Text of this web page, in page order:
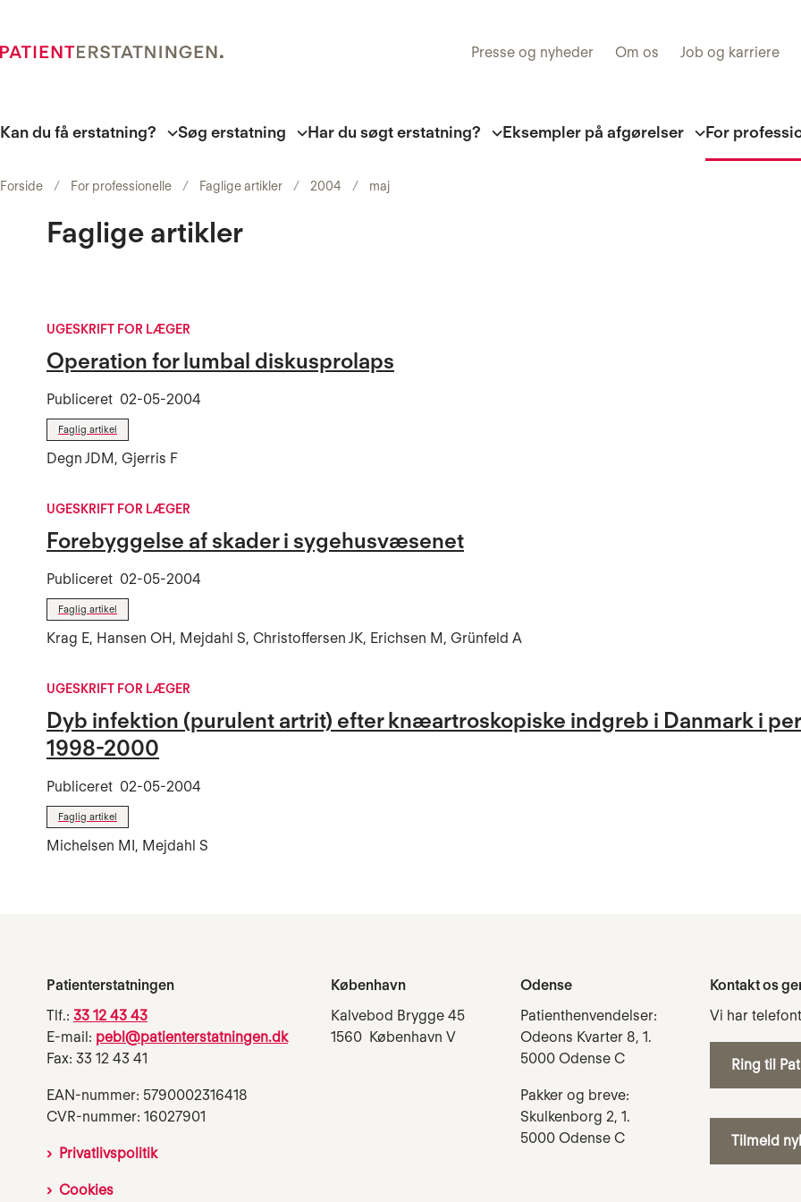
Presse og nyheder Om os Job og karriere
Kan du få erstatning? Søg erstatning Har du søgt erstatning? Eksempler på afgørelser For
Forside For professionelle Faglige artikler 2004 maj
Faglige artikler
UGESKRIFT FOR LÆGER
Operation for lumbal diskusprolaps
Publiceret 02-05-2004
Faglig artikel
Degn JDM, Gjerris F
UGESKRIFT FOR LÆGER
Forebyggelse af skader i sygehusvæsenet
Publiceret 02-05-2004
Faglig artikel
Krag E, Hansen OH, Mejdahl S, Christoffersen JK, Erichsen M, Grünfeld A
UGESKRIFT FOR LÆGER
Dyb infektion (purulent artrit) efter knæartroskopiske indgreb i Danmark i
1998-2000
Publiceret 02-05-2004
Faglig artikel
Michelsen MI, Mejdahl S
Patienterstatningen
Tlf.: 33 12 43 43
E-mail: pebl@patienterstatningen.dk
Fax: 33 12 43 41
EAN-nummer: 5790002316418
CVR-nummer: 16027901
Privatlivspolitik
Cookies
København
Kalvebod Brygge 45
1560 København V
Odense
Patienthenvendelser:
Odeons Kvarter 8, 1.
5000 Odense C
Pakker og breve:
Skulkenborg 2, 1.
5000 Odense C
Kontakt os
Vi har
Ring til
Tilmeld